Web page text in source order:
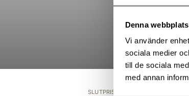
Denna
Vi använder
sociala medier
till de sociala
med annan
SLUTPRIS